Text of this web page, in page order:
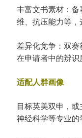
丰富文书素材：
维、抗压能力等，
差异化竞争：双
在申请者中的辨识
适配人群画像
目标英美双申，或
神经科学等专业的